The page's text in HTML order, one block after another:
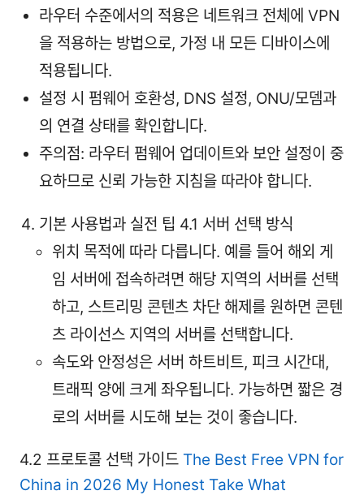
라우터 수준에서의 적용은 네트워크 전체에 VPN
을 적용하는 방법으로, 가정 내 모든 디바이스에
적용됩니다.
설정 시 펌웨어 호환성, DNS 설정, ONU/모뎀과
의 연결 상태를 확인합니다.
주의점: 라우터 펌웨어 업데이트와 보안 설정이 중
요하므로 신뢰 가능한 지침을 따라야 합니다.
기본 사용법과 실전 팁 4.1 서버 선택 방식
위치 목적에 따라 다릅니다. 예를 들어 해외 게
임 서버에 접속하려면 해당 지역의 서버를 선택
하고, 스트리밍 콘텐츠 차단 해제를 원하면 콘텐
츠 라이선스 지역의 서버를 선택합니다.
속도와 안정성은 서버 하트비트, 피크 시간대,
트래픽 양에 크게 좌우됩니다. 가능하면 짧은 경
로의 서버를 시도해 보는 것이 좋습니다.
4.2 프로토콜 선택 가이드 The Best Free VPN for
China in 2026 My Honest Take What